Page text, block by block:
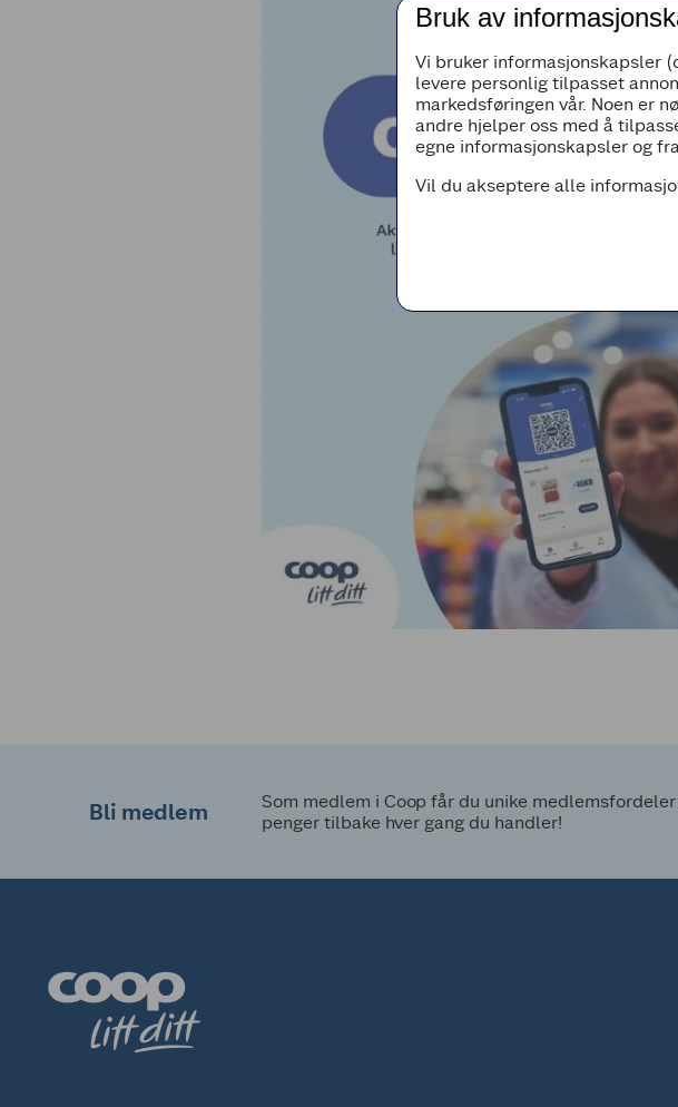
Bli medlem
Som medlem i Coop får du unike
penger tilbake hver gang du handler!
Bruk av
Vi bruker informasjonskapsler
levere personlig tilpasset
markedsføringen vår. Noen er
andre hjelper oss med å
egne informasjonskapsler og
Vil du akseptere alle